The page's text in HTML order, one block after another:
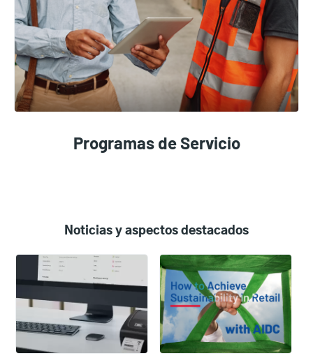
Programas de Servicio
Noticias y aspectos destacados